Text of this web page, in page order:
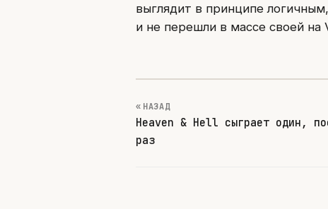
выглядит в принципе
и не перешли в массе своей на
« НАЗАД
Heaven & Hell сыграет один,
раз